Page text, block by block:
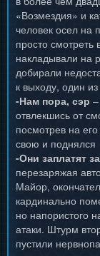
«Возмездия» и
человек осел на
просто
накладывали на
добирали
к выходу, один
-Нам пора, сэр
отвлекшись от
посмотрев на
свою и поднялся
-Они заплатят
перезаряжая
Майор,
кардинально
но напористого
атаки. Штурм
пустили